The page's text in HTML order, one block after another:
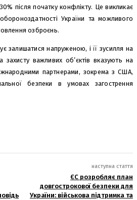
після початку конфлікту. Це викликає
України та можливого
озброєнь.
залишатися напруженою, і її зусилля на
важливих об’єктів вказують на
партнерами, зокрема з США,
безпеки в умовах загострення
наступна стаття
ЄС розробляє план
довгострокової безпеки для
України: військова підтримка та